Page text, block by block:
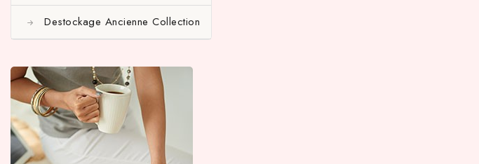
Argent
Destockage Ancienne Collection